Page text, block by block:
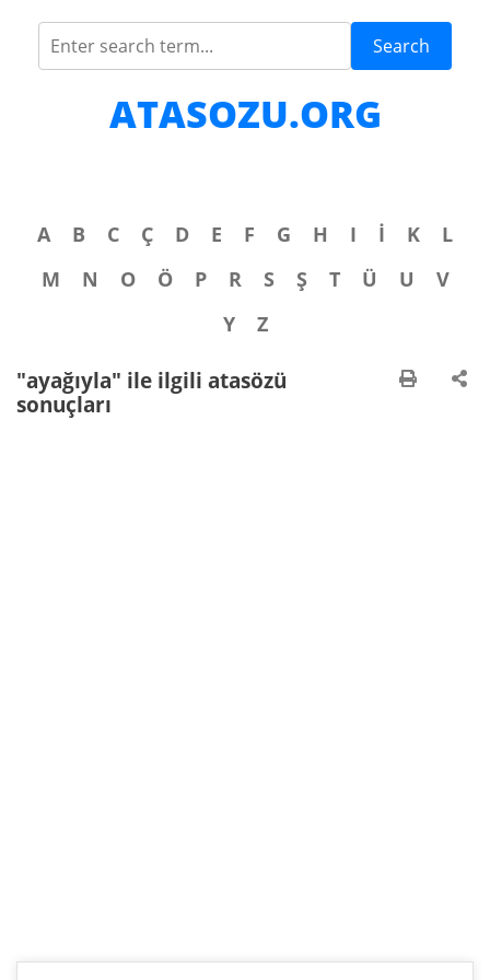
Search
ATASOZU.ORG
A B C Ç D E F G H I İ K
L
M
N O Ö P R S Ş T Ü U
V
Y
Z
"ayağıyla" ile ilgili atasözü
sonuçları